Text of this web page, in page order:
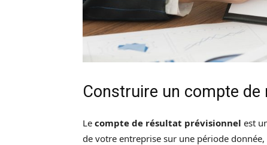
Construire un compte de
Le compte de résultat prévisionnel est
de votre entreprise sur une période